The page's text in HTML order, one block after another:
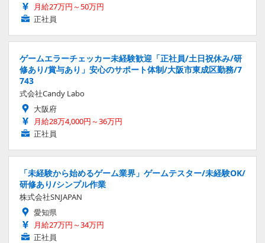
月給27万円～50万円
正社員
ゲームエラーチェッカー未経験歓迎「正社員/土日祝休み/研
修あり/賞与あり」安心のサポート体制/大阪市東成区勤務/7
743
式会社Candy Labo
大阪府
月給28万4,000円～36万円
正社員
「未経験から始めるゲーム業界」ゲームテスター/未経験OK/
研修あり/シンプル作業
株式会社SNJAPAN
愛知県
月給27万円～34万円
正社員